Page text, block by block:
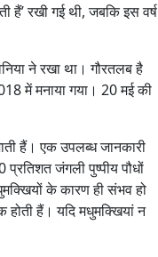
हैं’ रखी गई थी, जबकि इस वर्ष
ने रखा था। गौरतलब है
में मनाया गया। 20 मई की
हैं। एक उपलब्ध जानकारी
जंगली पुष्पीय पौधों
के कारण ही संभव हो
होती हैं। यदि मधुमक्खियां न